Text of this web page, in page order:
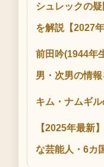
シュレックの
を解説【2027
前田吟(1944年
男・次男の情
キム・ナムギ
【2025年最新
な芸能人・6カ